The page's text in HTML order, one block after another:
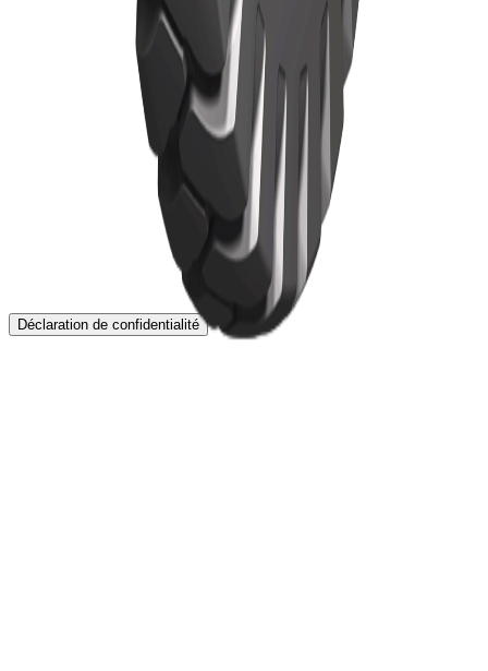
Pneus TBR
Actualités
À propos
Localisation
Contact
Déclaration de confidentialité